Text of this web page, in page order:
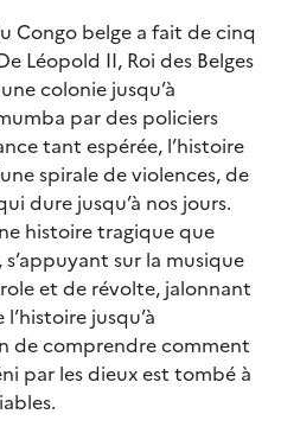
Congo belge a fait de cinq
Léopold II, Roi des Belges
colonie jusqu’à
par des policiers
tant espérée, l’histoire
spirale de violences, de
dure jusqu’à nos jours.
histoire tragique que
sur la musique
et de révolte, jalonnant
jusqu’à
de comprendre comment
par les dieux est tombé à